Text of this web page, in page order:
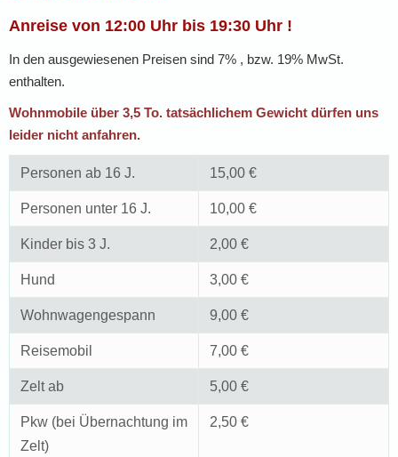
Anreise von 12:00 Uhr bis 19:30 Uhr !
In den ausgewiesenen Preisen sind 7% , bzw. 19% MwSt.
enthalten.
Wohnmobile über 3,5 To. tatsächlichem Gewicht dürfen uns
leider nicht anfahren.
Personen ab 16 J. 15,00 €
Personen unter 16 J. 10,00 €
Kinder bis 3 J. 2,00 €
Hund 3,00 €
Wohnwagengespann 9,00 €
Reisemobil 7,00 €
Zelt ab 5,00 €
Pkw (bei Übernachtung im
Zelt)
2,50 €